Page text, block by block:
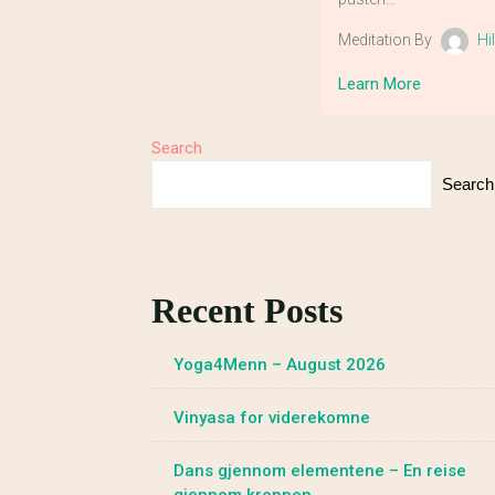
Meditation By
Learn More
Search
Search
Recent Posts
Yoga4Menn – August 2026
Vinyasa for viderekomne
Dans gjennom elementene – En reise